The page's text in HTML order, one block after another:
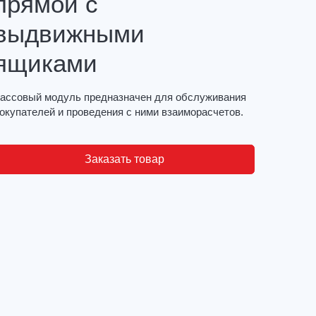
модуль предназначен для обслуживания
и проведения с ними взаиморасчетов.
Заказать товар